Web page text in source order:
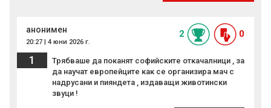
анонимен
20:27 | 4 юни 2026 г.
2 0
1
Трябваше да поканят софийските откачалници , за
да научат европейците как се организира мач с
надрусани и пияндета , издаващи животински
звуци !